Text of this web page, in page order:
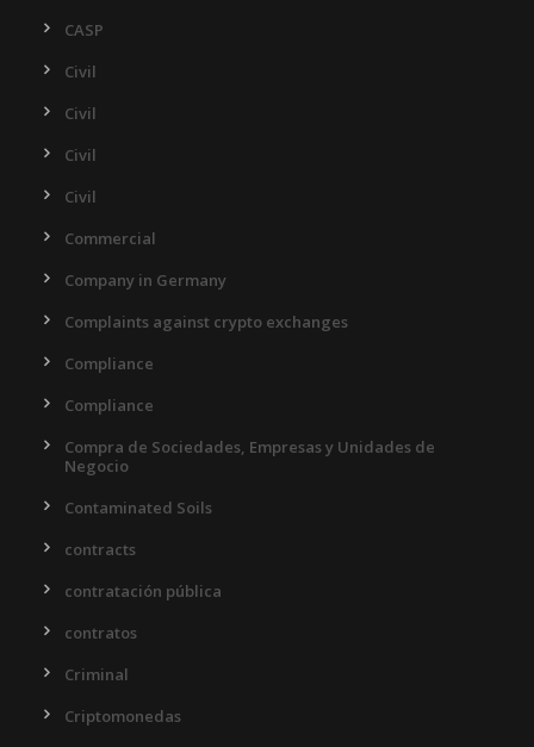
CASP
Civil
Civil
Civil
Civil
Commercial
Company in Germany
Complaints against crypto exchanges
Compliance
Compliance
Compra de Sociedades, Empresas y Unidades de
Negocio
Contaminated Soils
contracts
contratación pública
contratos
Criminal
Criptomonedas